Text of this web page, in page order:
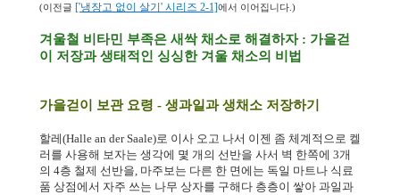
(이전글 ['냉장고 없이 살기' 시리즈 2-1]에서 이어집니다.)
겨울철 비타민 부족은 새싹 채소로 해결하자 : 가을걷
이 저장과 생태적인 싱싱한 겨울 채소의 비법
가을걷이 보관 요령 - 생과일과 생채소 저장하기
할레(Halle an der Saale)로 이사 오고 나서 이젠 좀 체계적으로 켈
러를 사용해 보자는 생각에 몇 개의 선반을 사서 벽 한쪽에 3개
의 4층 철제 선반을, 마주보는 다른 한 면에는 독일 마트나 식료
품 상점에서 자주 쓰는 나무 상자를 구해다 층층이 쌓아 과일과